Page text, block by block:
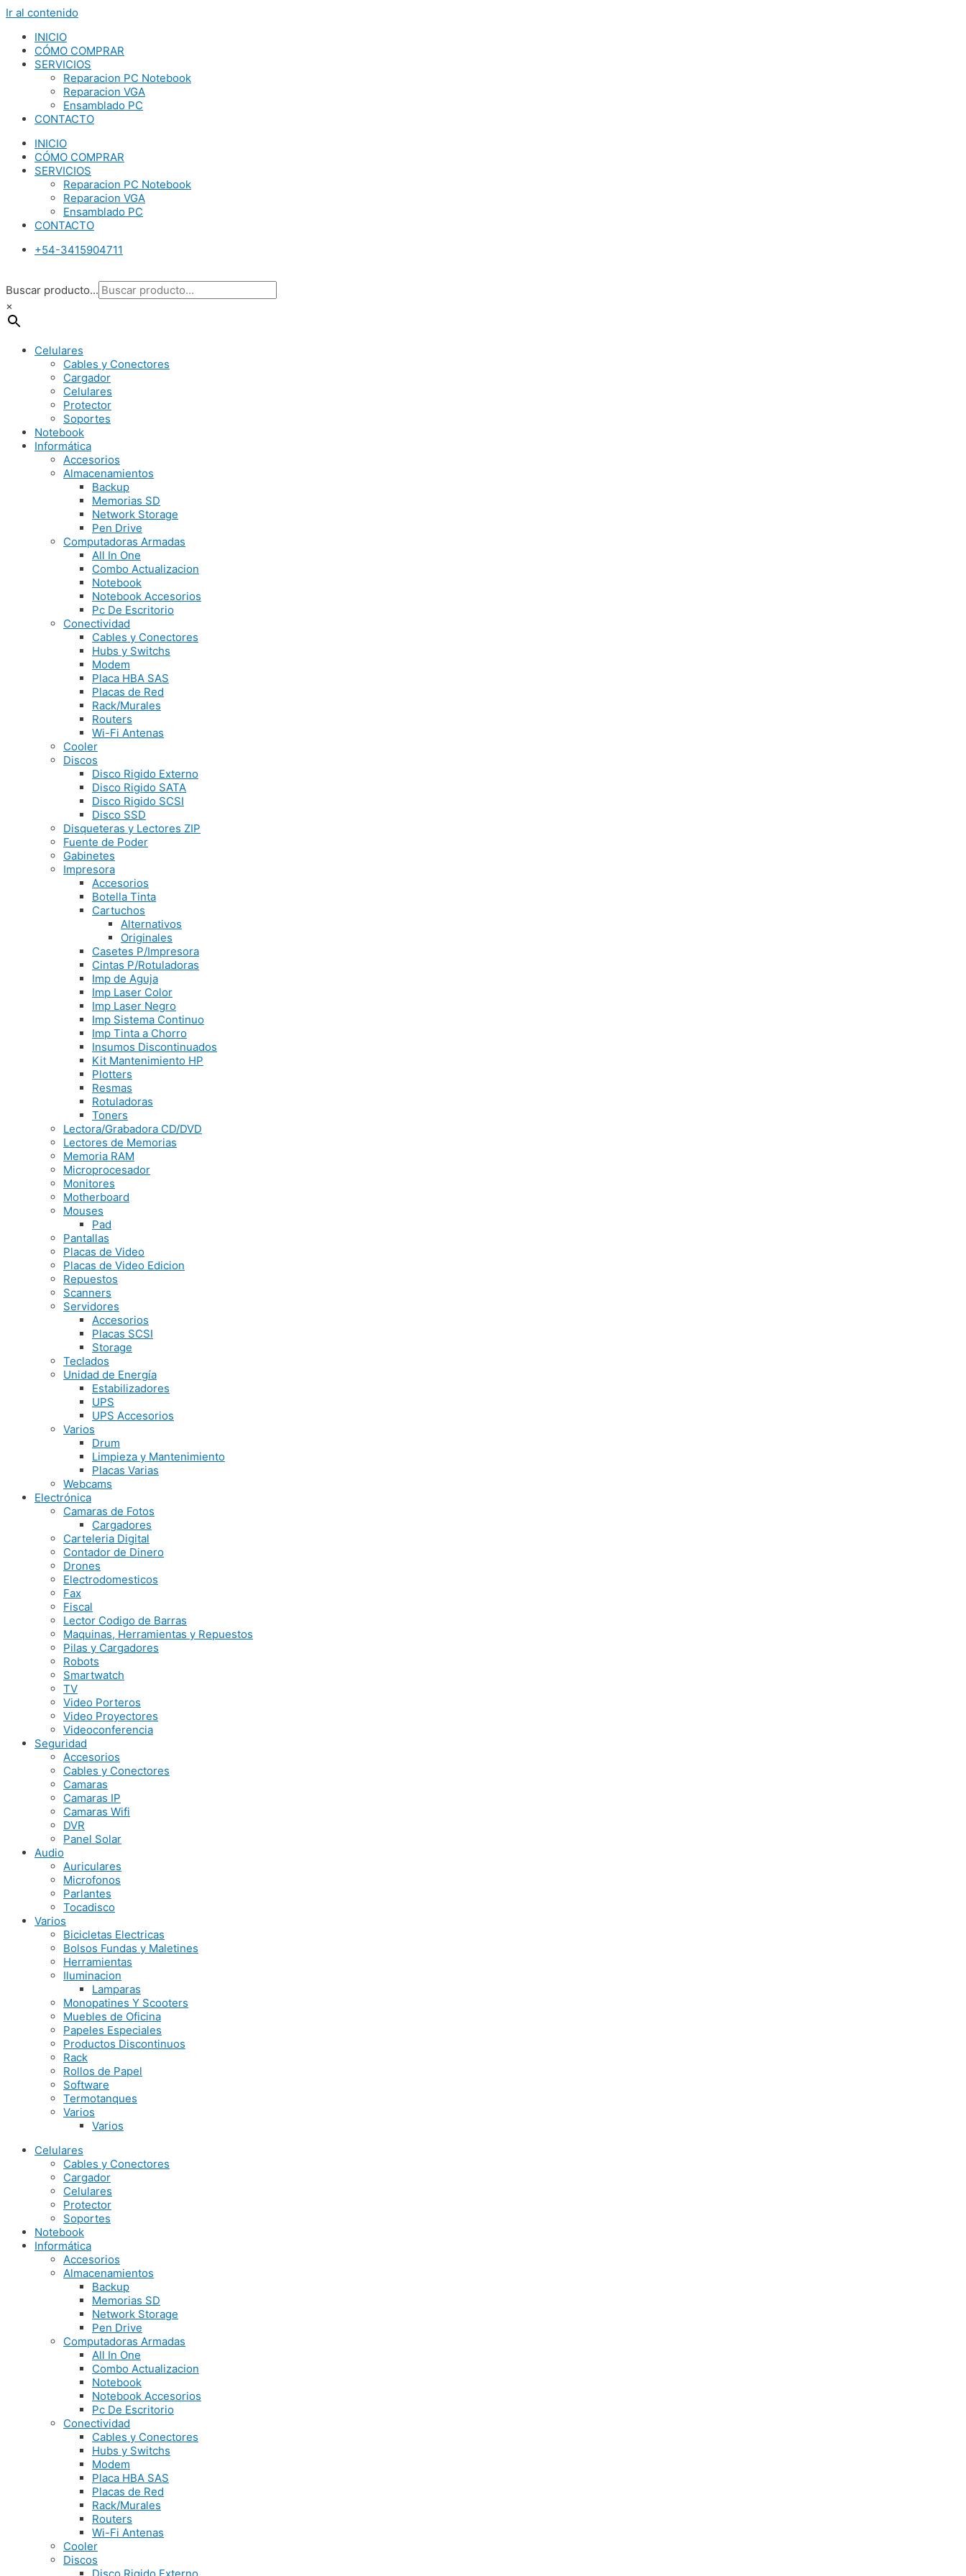
Ir al contenido
INICIO
CÓMO COMPRAR
SERVICIOS
Reparacion PC Notebook
Reparacion VGA
Ensamblado PC
CONTACTO
INICIO
CÓMO COMPRAR
SERVICIOS
Reparacion PC Notebook
Reparacion VGA
Ensamblado PC
CONTACTO
+54-3415904711
Buscar producto...
×
Celulares
Cables y Conectores
Cargador
Celulares
Protector
Soportes
Notebook
Informática
Accesorios
Almacenamientos
Backup
Memorias SD
Network Storage
Pen Drive
Computadoras Armadas
All In One
Combo Actualizacion
Notebook
Notebook Accesorios
Pc De Escritorio
Conectividad
Cables y Conectores
Hubs y Switchs
Modem
Placa HBA SAS
Placas de Red
Rack/Murales
Routers
Wi-Fi Antenas
Cooler
Discos
Disco Rigido Externo
Disco Rigido SATA
Disco Rigido SCSI
Disco SSD
Disqueteras y Lectores ZIP
Fuente de Poder
Gabinetes
Impresora
Accesorios
Botella Tinta
Cartuchos
Alternativos
Originales
Casetes P/Impresora
Cintas P/Rotuladoras
Imp de Aguja
Imp Laser Color
Imp Laser Negro
Imp Sistema Continuo
Imp Tinta a Chorro
Insumos Discontinuados
Kit Mantenimiento HP
Plotters
Resmas
Rotuladoras
Toners
Lectora/Grabadora CD/DVD
Lectores de Memorias
Memoria RAM
Microprocesador
Monitores
Motherboard
Mouses
Pad
Pantallas
Placas de Video
Placas de Video Edicion
Repuestos
Scanners
Servidores
Accesorios
Placas SCSI
Storage
Teclados
Unidad de Energía
Estabilizadores
UPS
UPS Accesorios
Varios
Drum
Limpieza y Mantenimiento
Placas Varias
Webcams
Electrónica
Camaras de Fotos
Cargadores
Carteleria Digital
Contador de Dinero
Drones
Electrodomesticos
Fax
Fiscal
Lector Codigo de Barras
Maquinas, Herramientas y Repuestos
Pilas y Cargadores
Robots
Smartwatch
TV
Video Porteros
Video Proyectores
Videoconferencia
Seguridad
Accesorios
Cables y Conectores
Camaras
Camaras IP
Camaras Wifi
DVR
Panel Solar
Audio
Auriculares
Microfonos
Parlantes
Tocadisco
Varios
Bicicletas Electricas
Bolsos Fundas y Maletines
Herramientas
Iluminacion
Lamparas
Monopatines Y Scooters
Muebles de Oficina
Papeles Especiales
Productos Discontinuos
Rack
Rollos de Papel
Software
Termotanques
Varios
Varios
Celulares
Cables y Conectores
Cargador
Celulares
Protector
Soportes
Notebook
Informática
Accesorios
Almacenamientos
Backup
Memorias SD
Network Storage
Pen Drive
Computadoras Armadas
All In One
Combo Actualizacion
Notebook
Notebook Accesorios
Pc De Escritorio
Conectividad
Cables y Conectores
Hubs y Switchs
Modem
Placa HBA SAS
Placas de Red
Rack/Murales
Routers
Wi-Fi Antenas
Cooler
Discos